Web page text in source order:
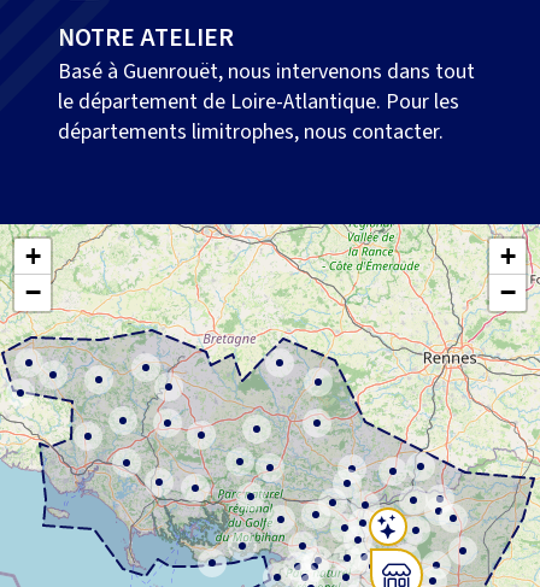
NOTRE ATELIER
Basé à Guenrouët, nous intervenons dans tout
le département de Loire-Atlantique. Pour les
départements limitrophes, nous contacter.
+
−
+
−